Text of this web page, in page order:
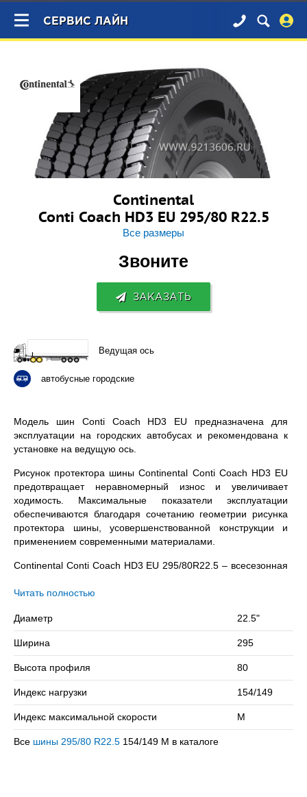
×
СЕРВИС ЛАЙН
Continental
Conti Coach HD3 EU 295/80 R22.5
Все размеры
Звоните
ЗАКАЗАТЬ
Ведущая ось
автобусные городские
Модель шин Conti Coach HD3 EU предназначена для
эксплуатации на городских автобусах и рекомендована к
установке на ведущую ось.
Рисунок протектора шины Continental Conti Coach HD3 EU
предотвращает неравномерный износ и увеличивает
ходимость. Максимальные показатели эксплуатации
обеспечиваются благодаря сочетанию геометрии рисунка
протектора шины, усовершенствованной конструкции и
применением современными материалами.
Continental Conti Coach HD3 EU 295/80R22.5 – всесезонная
на колесо (одинарная / двойная ошиновка) и максимальной
Сомневаетесь в выборе? Позвоните нам – подберем
подходящий вариант!
Читать полностью
Диаметр 22.5"
Ширина 295
Высота профиля 80
Индекс нагрузки 154/149
Индекс максимальной скорости M
Все шины 295/80 R22.5 154/149 M в каталоге